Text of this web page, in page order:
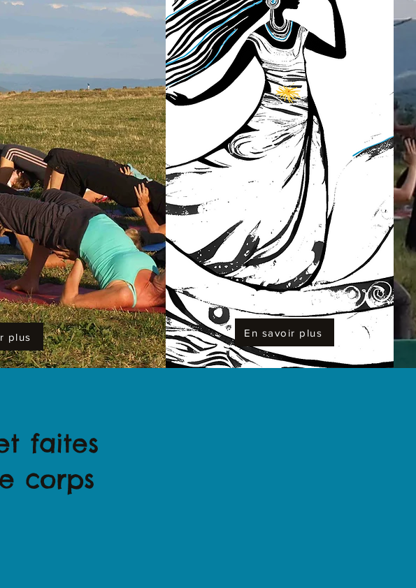
plus En savoir plus
faites
corps